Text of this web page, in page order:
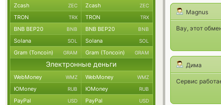
Magnus
Вау, этот
Дима
Сервис
Zcash ZEC Zcash ZEC
TRON TRX TRON TRX
BNB BEP20 BNB BNB BEP20 BNB
Solana SOL Solana SOL
Gram (Toncoin) GRAM Gram (Toncoin) GRAM
Электронные деньги
WebMoney WMZ WebMoney WMZ
ЮMoney RUB ЮMoney RUB
PayPal USD PayPal USD